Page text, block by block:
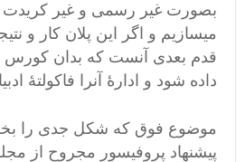
بصورت غیر رسمی و غیر
میسازیم و اگر این پلان کار و
قدم بعدی آنست که بدان
داده شود و ادارۀ آنرا فاکولتۀ
موضوع فوق که شکل جدی را
پیشنهاد پروفیسور مجروح از